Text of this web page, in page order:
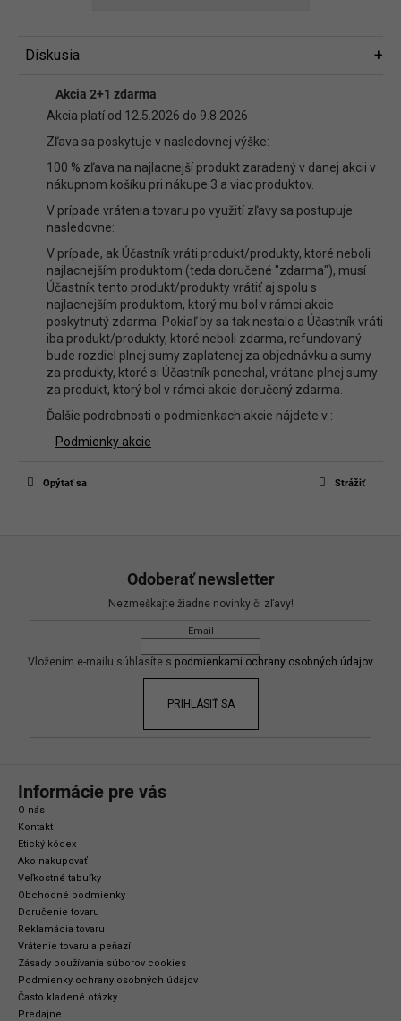
Akcia 2+1 zdarma
Akcia platí od 12.5.2026 do 9.8.2026
Zľava sa poskytuje v nasledovnej výške:
100 % zľava na najlacnejší produkt zaradený v danej akcii v
nákupnom košíku pri nákupe 3 a viac produktov.
V prípade vrátenia tovaru po využití zľavy sa postupuje
nasledovne:
V prípade, ak Účastník vráti produkt/produkty, ktoré neboli
najlacnejším produktom (teda doručené "zdarma"), musí
Účastník tento produkt/produkty vrátiť aj spolu s
najlacnejším produktom, ktorý mu bol v rámci akcie
poskytnutý zdarma. Pokiaľ by sa tak nestalo a Účastník vráti
iba produkt/produkty, ktoré neboli zdarma, refundovaný
bude rozdiel plnej sumy zaplatenej za objednávku a sumy
za produkty, ktoré si Účastník ponechal, vrátane plnej sumy
za produkt, ktorý bol v rámci akcie doručený zdarma.
Ďalšie podrobnosti o podmienkach akcie nájdete v :
Podmienky akcie
Opýtať sa Strážiť
Diskusia
Diskusia
Buďte prvý, kto napíše príspevok k tejto položke.
Len registrovaní používatelia môžu pridávať príspevky. Prosím
alebo sazaregistrujte.
Odoberať newsletter
Nezmeškajte žiadne novinky či zľavy!
Email
Vložením e-mailu súhlasíte s podmienkami ochrany osobných údajov
PRIHLÁSIŤ SA
Informácie pre vás
O nás
Kontakt
Etický kódex
Ako nakupovať
Veľkostné tabuľky
Obchodné podmienky
Doručenie tovaru
Reklamácia tovaru
Vrátenie tovaru a peňazí
Zásady používania súborov cookies
Podmienky ochrany osobných údajov
Často kladené otázky
Predajne